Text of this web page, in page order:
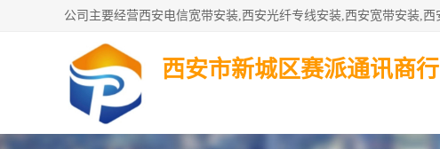
西安市新城区赛派通讯商行